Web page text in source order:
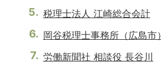
税理士法人 江崎総合会計
岡谷税理士事務所（広島市）
労働新聞社 相談役 長谷川